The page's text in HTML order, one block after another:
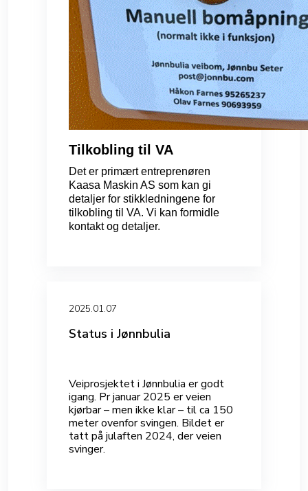
Tilkobling til VA
Det er primært entreprenøren
Kaasa Maskin AS som kan gi
detaljer for stikkledningene for
tilkobling til VA. Vi kan formidle
kontakt og detaljer.
2025.01.07
Status i Jønnbulia
Veiprosjektet i Jønnbulia er godt
igang. Pr januar 2025 er veien
kjørbar – men ikke klar – til ca 150
meter ovenfor svingen. Bildet er
tatt på julaften 2024, der veien
svinger.